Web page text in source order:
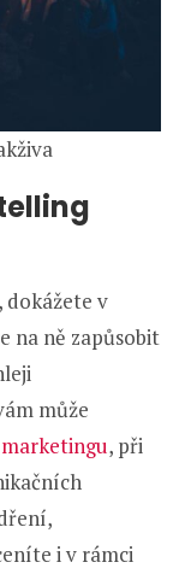
v
na ně zapůsobit
může
, při
i v rámci